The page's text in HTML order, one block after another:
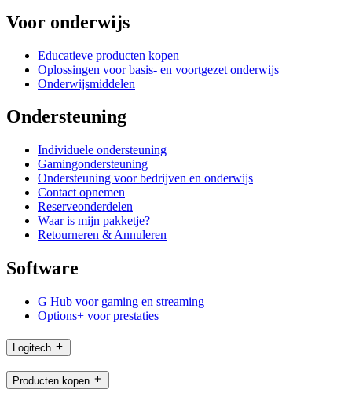
Voor onderwijs
Educatieve producten kopen
Oplossingen voor basis- en voortgezet onderwijs
Onderwijsmiddelen
Ondersteuning
Individuele ondersteuning
Gamingondersteuning
Ondersteuning voor bedrijven en onderwijs
Contact opnemen
Reserveonderdelen
Waar is mijn pakketje?
Retourneren & Annuleren
Software
G Hub voor gaming en streaming
Options+ voor prestaties
Logitech
Producten kopen